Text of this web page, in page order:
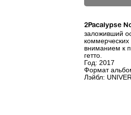
2Pacalypse
заложивший
вниманием к
гетто.
Год: 2017
Формат
Лэйбл: